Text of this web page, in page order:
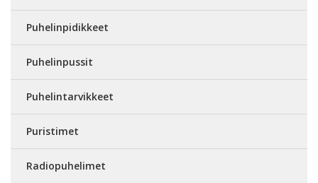
Puhelinpidikkeet
Puhelinpussit
Puhelintarvikkeet
Puristimet
Radiopuhelimet